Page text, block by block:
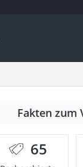
Fakten zum
65